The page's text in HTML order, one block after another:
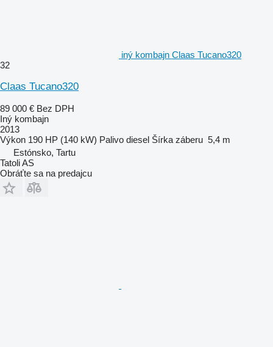
iný kombajn Claas Tucano320
32
Claas Tucano320
89 000 € Bez DPH
Iný kombajn
2013
Výkon 190 HP (140 kW) Palivo diesel Šírka záberu 5,4 m
Estónsko, Tartu
Tatoli AS
Obráťte sa na predajcu